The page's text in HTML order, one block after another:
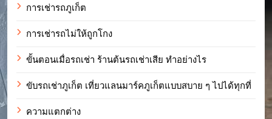
การเช่ารถภูเก็ต
การเช่ารถไม่ให้ถูกโกง
ขั้นตอนเมื่อรถเช่า ร้านต้นรถเช่าเสีย ทำอย่างไร
ขับรถเช่าภูเก็ต เที่ยวแลนมาร์คภูเก็ตแบบสบาย ๆ ไปได้ทุกที่
ความแตกต่าง